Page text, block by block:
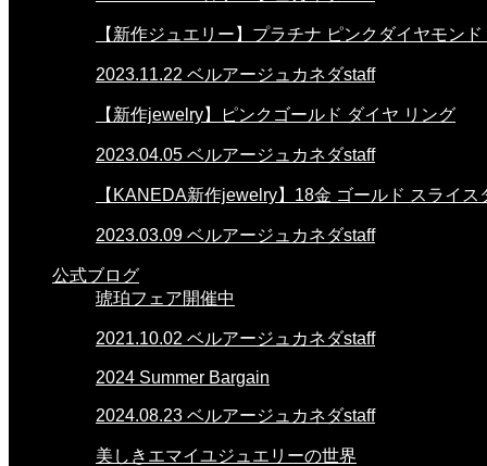
【新作ジュエリー】プラチナ ピンクダイヤモン
2023.11.22 ベルアージュカネダstaff
【新作jewelry】ピンクゴールド ダイヤ リング
2023.04.05 ベルアージュカネダstaff
【KANEDA新作jewelry】18金 ゴールド スライス
2023.03.09 ベルアージュカネダstaff
公式ブログ
琥珀フェア開催中
2021.10.02 ベルアージュカネダstaff
2024 Summer Bargain
2024.08.23 ベルアージュカネダstaff
美しきエマイユジュエリーの世界